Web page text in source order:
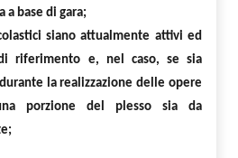
a base di gara;
siano attualmente attivi ed
riferimento e, nel caso, se sia
la realizzazione delle opere
porzione del plesso sia da